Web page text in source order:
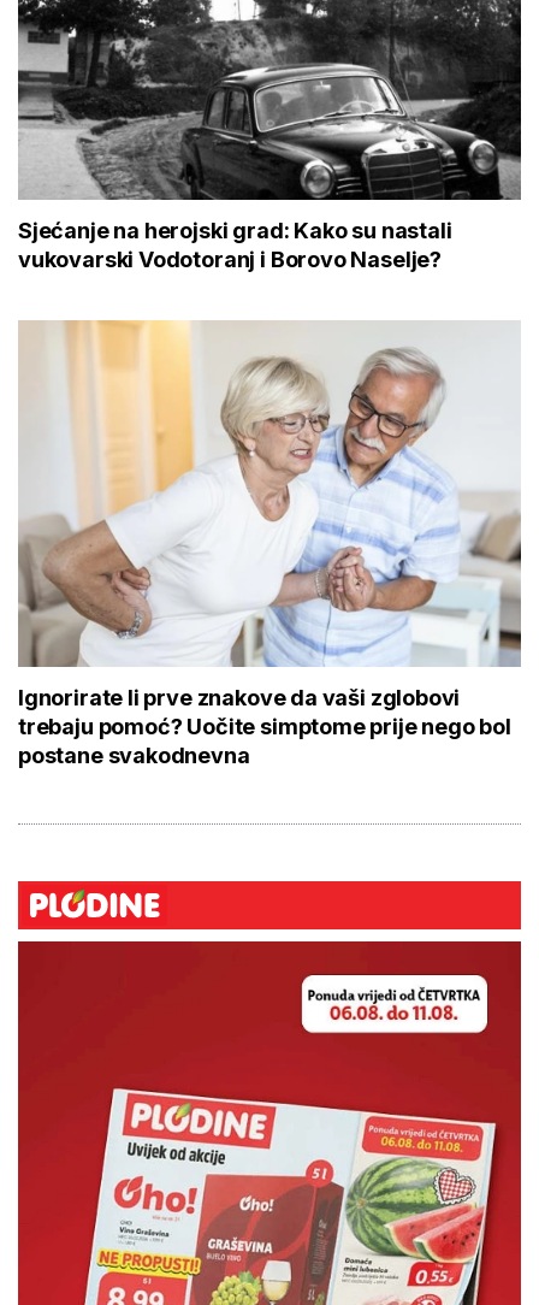
Sjećanje na herojski grad: Kako su nastali
vukovarski Vodotoranj i Borovo Naselje?
Ignorirate li prve znakove da vaši zglobovi
trebaju pomoć? Uočite simptome prije nego bol
postane svakodnevna